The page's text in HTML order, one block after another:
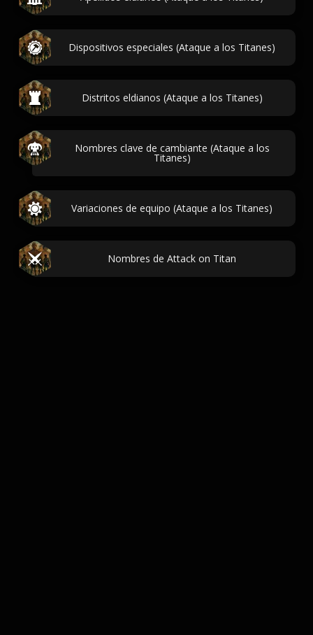
Dispositivos especiales (Ataque a los Titanes)
Distritos eldianos (Ataque a los Titanes)
Nombres clave de cambiante (Ataque a los
Titanes)
Variaciones de equipo (Ataque a los Titanes)
Nombres de Attack on Titan